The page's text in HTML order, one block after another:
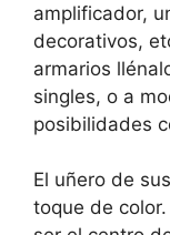
amplificador,
decorativos,
armarios
singles, o a
posibilidades
El uñero de
toque de